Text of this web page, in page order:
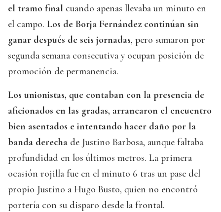
el tramo final cuando apenas llevaba un minuto en
el campo. Los de Borja Fernández continúan sin
ganar después de seis jornadas, pero sumaron por
segunda semana consecutiva y ocupan posición de
promoción de permanencia.
Los unionistas, que contaban con la presencia de
aficionados en las gradas, arrancaron el encuentro
bien asentados e intentando hacer daño por la
banda derecha de Justino Barbosa, aunque faltaba
profundidad en los últimos metros. La primera
ocasión rojilla fue en el minuto 6 tras un pase del
propio Justino a Hugo Busto, quien no encontró
portería con su disparo desde la frontal.